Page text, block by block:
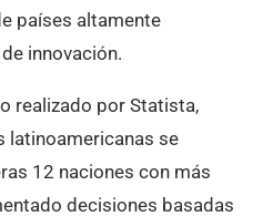
países altamente
innovación.
realizado por Statista,
latinoamericanas se
12 naciones con más
decisiones basadas